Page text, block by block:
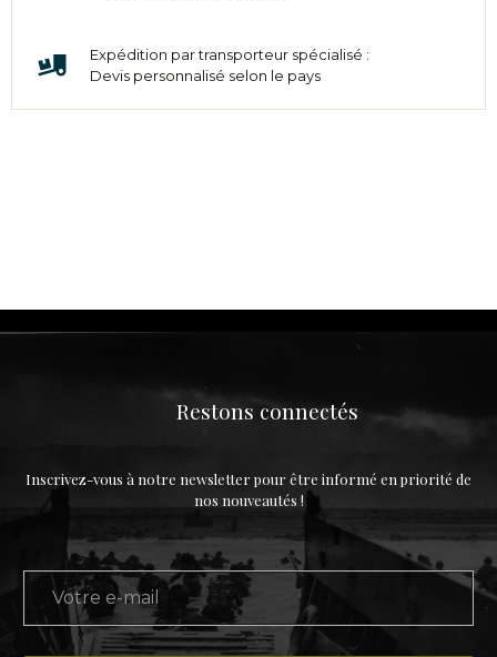
Expédition par transporteur spécialisé :
Devis personnalisé selon le pays
Restons connectés
Inscrivez-vous à notre newsletter pour être informé en priorité de
nos nouveautés !